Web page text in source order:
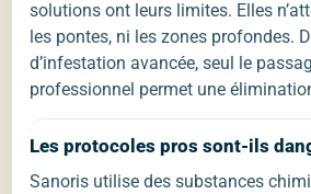
solutions ont leurs limites. Elles
les pontes, ni les zones profondes.
d’infestation avancée, seul le
professionnel permet une
Les protocoles pros sont-ils
Sanoris utilise des substances